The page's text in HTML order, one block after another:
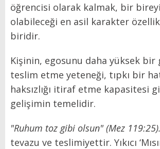
öğrencisi olarak kalmak, bir
olabileceği en asil karakter
biridir.
Kişinin, egosunu daha yüksek bir
teslim etme yeteneği, tıpkı bir
haksızlığı itiraf etme kapasitesi
gelişimin temelidir.
"Ruhum toz gibi olsun" (Mez 119:25).
tevazu ve teslimiyettir. Yıkıcı